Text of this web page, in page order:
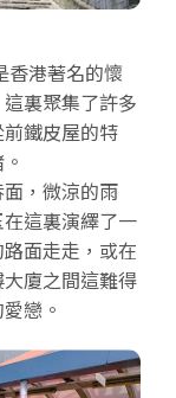
香港著名的懷
裏聚集了許多
鐵皮屋的特
面，微涼的雨
這裏演繹了一
面走走，或在
廈之間這難得
戀。